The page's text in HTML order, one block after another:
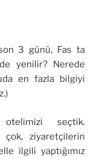
3 günü, Fas ta
yenilir? Nerede
en fazla bilgiyi
otelimizi seçtik.
çok, ziyaretçilerin
ilgili yaptığımız